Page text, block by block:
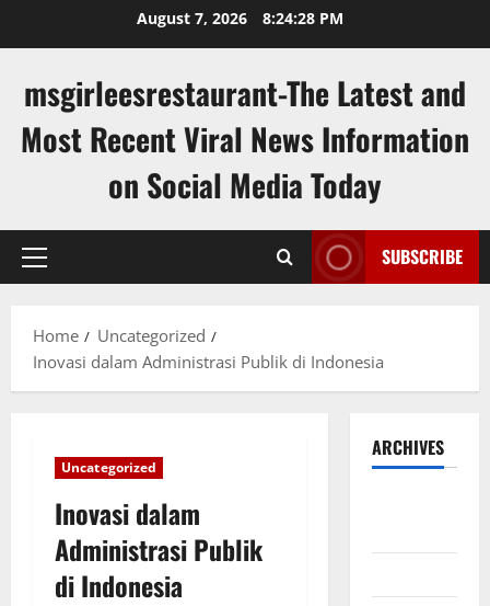
August 7, 2026 8:24:29 PM
msgirleesrestaurant-The Latest and
Most Recent Viral News Information
on Social Media Today
Primary
SUBSCRIBE
Home
Uncategorized
Inovasi dalam Administrasi Publik di Indonesia
Uncategorized
Inovasi dalam
Administrasi Publik
di Indonesia
ARCHIVES